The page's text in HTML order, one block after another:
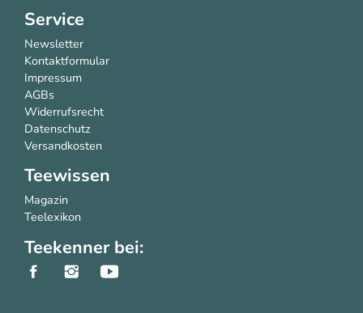
Newsletter
Kontaktformular
Impressum
AGBs
Widerrufsrecht
Datenschutz
Versandkosten
Teewissen
Magazin
Teelexikon
Teekenner bei: